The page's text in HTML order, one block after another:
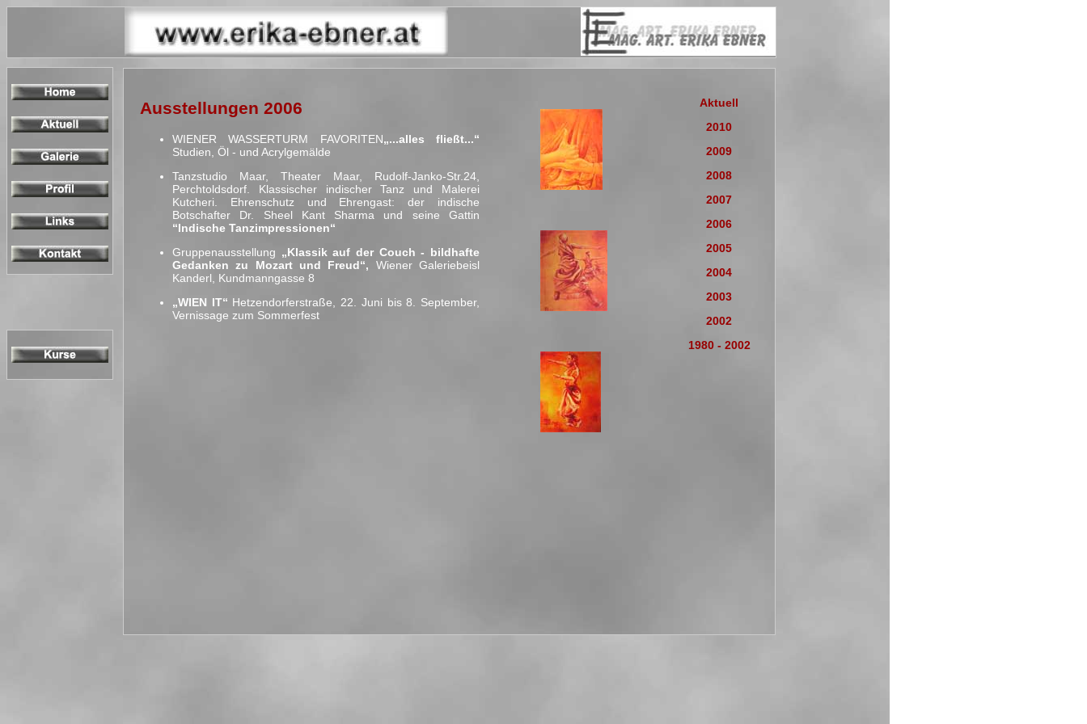
Ausstellungen 2006
WIENER WASSERTURM FAVORITEN„...alles fließt...“
Studien, Öl - und Acrylgemälde
Tanzstudio Maar, Theater Maar, Rudolf-Janko-Str.24,
Perchtoldsdorf. Klassischer indischer Tanz und Malerei
Kutcheri. Ehrenschutz und Ehrengast: der indische
Botschafter Dr. Sheel Kant Sharma und seine Gattin
“Indische Tanzimpressionen“
Gruppenausstellung „Klassik auf der Couch - bildhafte
Gedanken zu Mozart und Freud“, Wiener Galeriebeisl
Kanderl, Kundmanngasse 8
„WIEN IT“ Hetzendorferstraße, 22. Juni bis 8. September,
Vernissage zum Sommerfest
Aktuell
2010
2009
2008
2007
2006
2005
2004
2003
2002
1980 - 2002